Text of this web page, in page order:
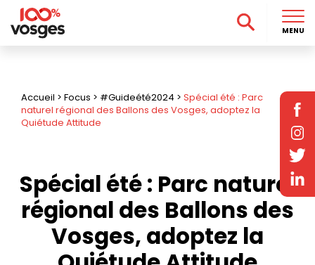
Accueil > Focus > #Guideété2024 > Spécial été : Parc
naturel régional des Ballons des Vosges, adoptez la
Quiétude Attitude
Spécial été : Parc naturel
régional des Ballons des
Vosges, adoptez la
MENU